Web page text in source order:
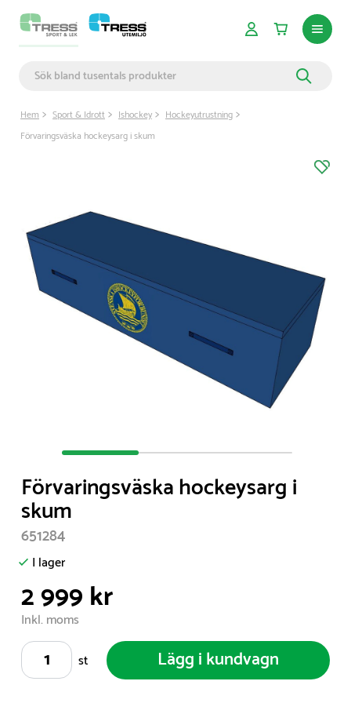
Hem Sport & Idrott Ishockey
Hockeyutrustning
Förvaringsväska hockeysarg i skum
of
3
Förvaringsväska hockeysarg i
skum
651284
I lager
2 999 kr
Inkl. moms
st
Lägg i kundvagn